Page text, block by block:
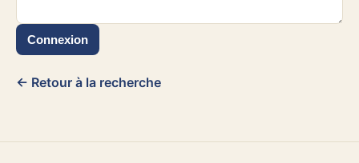
Connexion
← Retour à la recherche